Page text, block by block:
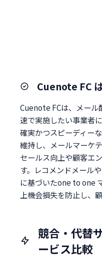
Cuenote FC
Cuenote FCは、メール
速で実施したい事業者
確実かつスピーディー
維持し、メールマーケ
セールス向上や顧客エ
す。レコメンドメール
に基づいたone to one
上機会損失を防止し、
競合・代替
ービス比較